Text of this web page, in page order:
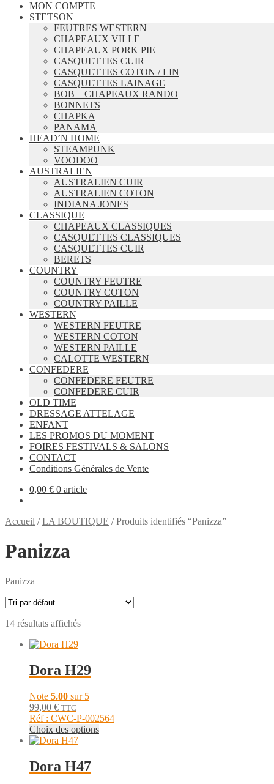
MON COMPTE
STETSON
FEUTRES WESTERN
CHAPEAUX VILLE
CHAPEAUX PORK PIE
CASQUETTES CUIR
CASQUETTES COTON / LIN
CASQUETTES LAINAGE
BOB – CHAPEAUX RANDO
BONNETS
CHAPKA
PANAMA
HEAD’N HOME
STEAMPUNK
VOODOO
AUSTRALIEN
AUSTRALIEN CUIR
AUSTRALIEN COTON
INDIANA JONES
CLASSIQUE
CHAPEAUX CLASSIQUES
CASQUETTES CLASSIQUES
CASQUETTES CUIR
BERETS
COUNTRY
COUNTRY FEUTRE
COUNTRY COTON
COUNTRY PAILLE
WESTERN
WESTERN FEUTRE
WESTERN COTON
WESTERN PAILLE
CALOTTE WESTERN
CONFEDERE
CONFEDERE FEUTRE
CONFEDERE CUIR
OLD TIME
DRESSAGE ATTELAGE
ENFANT
LES PROMOS DU MOMENT
FOIRES FESTIVALS & SALONS
CONTACT
Conditions Générales de Vente
0,00 € 0 article
Accueil /LA BOUTIQUE /Produits identifiés “Panizza”
Panizza
Panizza
14 résultats affichés
Dora H29
Note 5.00 sur 5
99,00 € TTC
Réf : CWC-P-002564
Choix des optionsCe
Dora H47